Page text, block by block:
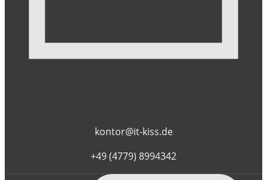
kontor@it-kiss.de
+49 (4779) 8994342